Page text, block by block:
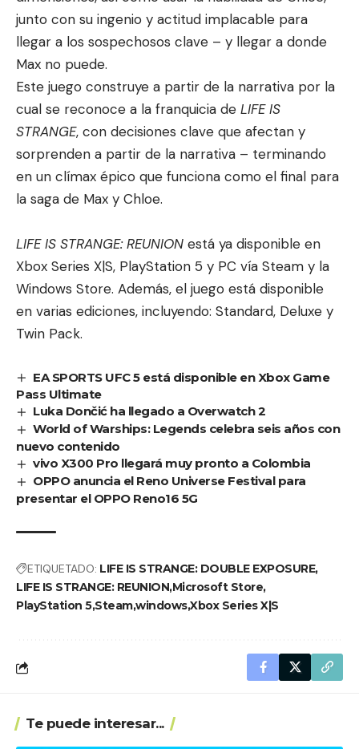
junto con su ingenio y actitud implacable para
llegar a los sospechosos clave – y llegar a donde
Max no puede.
Este juego construye a partir de la narrativa por la
cual se reconoce a la franquicia de LIFE IS
STRANGE, con decisiones clave que afectan y
sorprenden a partir de la narrativa – terminando
en un clímax épico que funciona como el final para
la saga de Max y Chloe.
LIFE IS STRANGE: REUNION está ya disponible en
Xbox Series X|S, PlayStation 5 y PC vía Steam y la
Windows Store. Además, el juego está disponible
en varias ediciones, incluyendo: Standard, Deluxe y
Twin Pack.
EA SPORTS UFC 5 está disponible en Xbox Game
Pass Ultimate
Luka Dončić ha llegado a Overwatch 2
World of Warships: Legends celebra seis años con
nuevo contenido
vivo X300 Pro llegará muy pronto a Colombia
OPPO anuncia el Reno Universe Festival para
presentar el OPPO Reno16 5G
ETIQUETADO: LIFE IS STRANGE: DOUBLE EXPOSURE
LIFE IS STRANGE: REUNIONMicrosoft Store
PlayStation 5SteamwindowsXbox Series X|S
Te puede interesar...